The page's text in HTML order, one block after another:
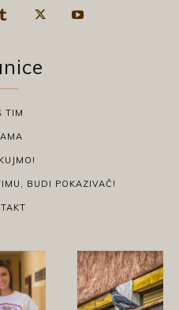
TIM
BUDI POKAZIVAČ!